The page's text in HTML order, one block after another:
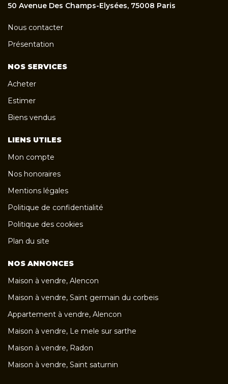
50 Avenue Des Champs-Elysées, 75008 Paris
Nous contacter
Présentation
NOS SERVICES
Acheter
Estimer
Biens vendus
LIENS UTILES
Mon compte
Nos honoraires
Mentions légales
Politique de confidentialité
Politique des cookies
Plan du site
NOS ANNONCES
Maison à vendre, Alencon
Maison à vendre, Saint germain du corbeis
Appartement à vendre, Alencon
Maison à vendre, Le mele sur sarthe
Maison à vendre, Radon
Maison à vendre, Saint saturnin